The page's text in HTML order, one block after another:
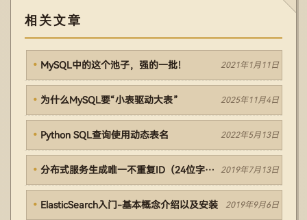
相关文章
MySQL中的这个池子，强的一批！ 2021年1月11日
为什么MySQL要“小表驱动大表” 2025年11月4日
Python SQL查询使用动态表名 2022年5月13日
分布式服务生成唯一不重复ID（24位字符串） 2019年7月13日
ElasticSearch入门-基本概念介绍以及安装 2019年9月6日